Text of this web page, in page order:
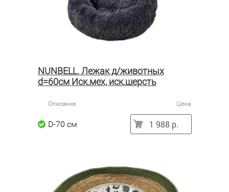
NUNBELL. Лежак д/животных
d=60см Иск.мех, иск.шерсть
Описание Цена
D-70 см 1 988 р.